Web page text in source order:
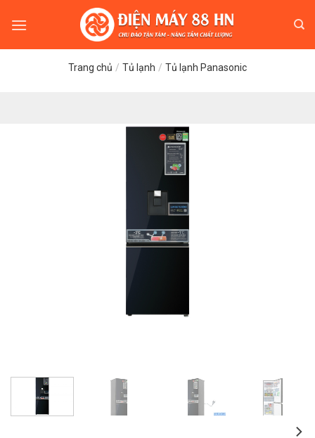
Trang chủ / Tủ lạnh / Tủ lạnh Panasonic